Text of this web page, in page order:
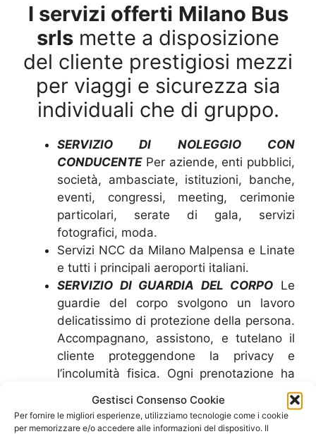
Gestisci Consenso Cookie
Per fornire le migliori esperienze, utilizziamo tecnologie come i cookie
per memorizzare e/o accedere alle informazioni del dispositivo. Il
I servizi offerti Milano Bus
srls mette a disposizione
del cliente prestigiosi mezzi
per viaggi e sicurezza sia
individuali che di gruppo.
SERVIZIO DI NOLEGGIO CON
CONDUCENTEPer aziende, enti pubblici,
società, ambasciate, istituzioni, banche,
eventi, congressi, meeting, cerimonie
particolari, serate di gala, servizi
fotografici, moda.
Servizi NCC da Milano Malpensa e Linate
e tutti i principali aeroporti italiani.
SERVIZIO DI GUARDIA DEL CORPO Le
guardie del corpo svolgono un lavoro
delicatissimo di protezione della persona.
Accompagnano, assistono, e tutelano il
cliente proteggendone la privacy e
l’incolumità fisica. Ogni prenotazione ha
un minimo di 2 g. d. c. con macchina di
lusso a disposizione. Possibilità di altre
auto di scorta con altro personale.